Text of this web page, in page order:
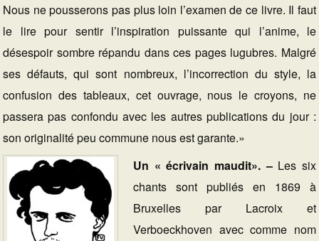
Nous ne pousserons pas plus loin l’examen de ce livre. Il faut
le lire pour sentir l’inspiration puissante qui l’anime, le
désespoir sombre répandu dans ces pages lugubres. Malgré
ses défauts, qui sont nombreux, l’incorrection du style, la
confusion des tableaux, cet ouvrage, nous le croyons, ne
passera pas confondu avec les autres publications du jour :
son originalité peu commune nous est garante.»
Un « écrivain maudit». – Les six
chants sont publiés en 1869 à
Bruxelles par Lacroix et
Verboeckhoven avec comme nom